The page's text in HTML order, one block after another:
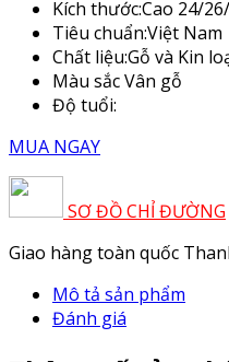
Kích thước:Cao 24/
Tiêu chuẩn:Việt Nam
Chất liệu:Gỗ và Kin
Màu sắcVân gỗ
Độ tuổi:
MUA NGAY
SƠ ĐỒ CHỈ ĐƯỜNG
Giao hàng toàn quốc
Mô tả sản phẩm
Đánh giá